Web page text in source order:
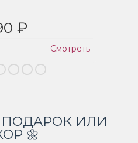
₽
Смотреть
ПОДАРОК ИЛИ
🌼